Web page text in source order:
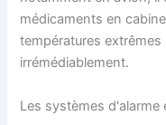
médicaments en
températures
irrémédiablement.
Les systèmes